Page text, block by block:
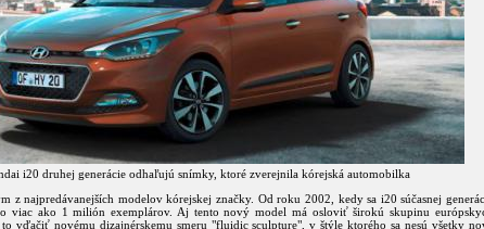
i20 druhej generácie odhaľujú snímky, ktoré zverejnila kórejská automobilka
z najpredávanejších modelov kórejskej značky. Od roku 2002, kedy sa i20 súčasnej
viac ako 1 milión exemplárov. Aj tento nový model má osloviť širokú skupinu
vďačiť novému dizajnérskemu smeru "fluidic sculpture", v štýle ktorého sa nesú všetky